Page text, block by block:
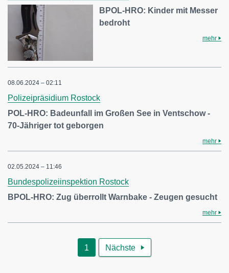
BPOL-HRO: Kinder mit Messer
bedroht
mehr
08.06.2024 – 02:11
Polizeipräsidium Rostock
POL-HRO: Badeunfall im Großen See in Ventschow -
70-Jähriger tot geborgen
mehr
02.05.2024 – 11:46
Bundespolizeiinspektion Rostock
BPOL-HRO: Zug überrollt Warnbake - Zeugen gesucht
mehr
1 Nächste 